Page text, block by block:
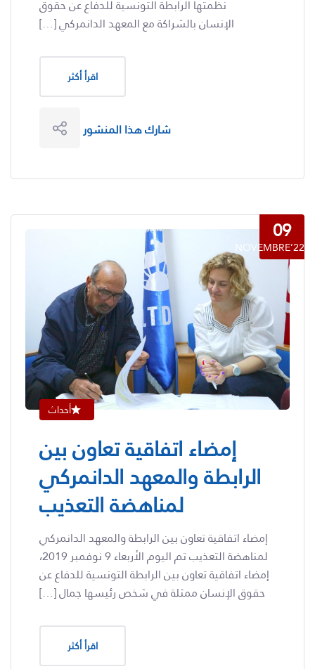
نظمتها الرابطة التونسية للدفاع عن حقوق
الإنسان بالشراكة مع المعهد الدانمركي […]
اقرأ أكثر
شارك هذا المنشور
09
NOVEMBRE’22
أحداث
إمضاء اتفاقية تعاون بين
الرابطة والمعهد الدانمركي
لمناهضة التعذيب
إمضاء اتفاقية تعاون بين الرابطة والمعهد الدانمركي
لمناهضة التعذيب تم اليوم الأربعاء 9 نوفمبر 2019،
إمضاء اتفاقية تعاون بين الرابطة التونسية للدفاع عن
حقوق الإنسان ممثلة في شخص رئيسها جمال […]
اقرأ أكثر